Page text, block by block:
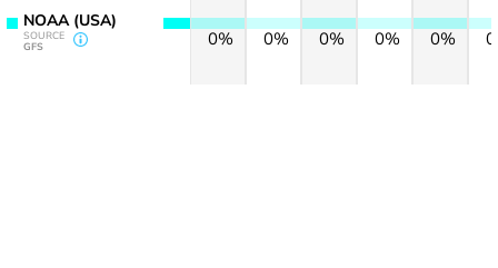
NOAA (USA)
SOURCE
GFS
0% 0% 0% 0% 0%